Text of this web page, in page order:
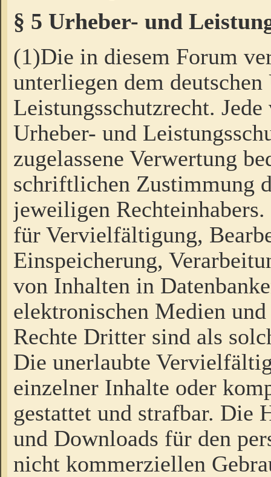
§ 5 Urheber- und
(1)Die in diesem Forum
unterliegen dem
Leistungsschutzrecht.
Urheber- und
zugelassene Verwertung
schriftlichen Zustimmung
jeweiligen
für Vervielfältigung,
Einspeicherung,
von Inhalten in
elektronischen Medien
Rechte Dritter sind als
Die unerlaubte
einzelner Inhalte oder
gestattet und strafbar. Die
und Downloads für den
nicht kommerziellen